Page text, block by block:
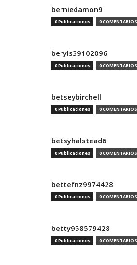
berniedamon9
0 Publicaciones 0 COMENTARIOS
beryls39102096
0 Publicaciones 0 COMENTARIOS
betseybirchell
0 Publicaciones 0 COMENTARIOS
betsyhalstead6
0 Publicaciones 0 COMENTARIOS
bettefnz9974428
0 Publicaciones 0 COMENTARIOS
betty958579428
0 Publicaciones 0 COMENTARIOS